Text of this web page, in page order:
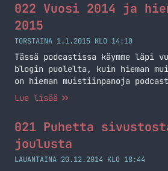
10n-esiversio-ei-tue-
haloo/201417740/7 http://
http://blog.us.playstation.com/
now-subscription-program-all-
details/#sf6733256Blog
http://mobiili.fi/2015/01/06/
ensimmainen-kodak-alypuhelin/
redesign/ Kaikki linkit löytyy
keskustelusta: https://
aihevinkit-ja-linkit.166/
022 Vuosi 2014 ja
2015
TORSTAINA 1.1.2015 KLO 14:10
Tässä podcastissa käymme läpi
blogin puolelta, kuin hieman
on hieman muistiinpanoja
suosituimmista asioista ja
jotka julkaistiin tänä vuonna):
Tallinnasta: Tarjouspyynnöt
ensikokemuksia Jolla muutaman
Kadonneen Android… Jatka
Lue lisää
021 Puhetta
joulusta
LAUANTAINA 20.12.2014 KLO 18:44